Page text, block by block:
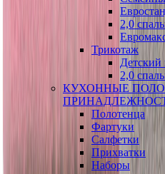
2,0
Трикотаж
Детский
2,0
КУХОННЫЕ
Полотенца
Фартуки
Салфетки
Прихватки
Наборы